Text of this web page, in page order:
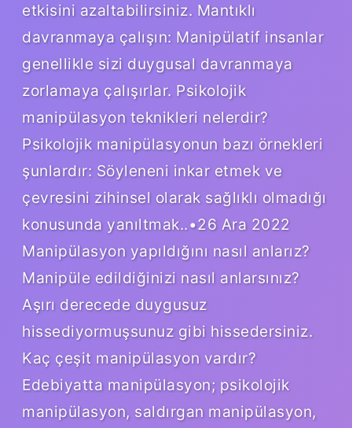
etkisini azaltabilirsiniz. Mantıklı
davranmaya çalışın: Manipülatif insanlar
genellikle sizi duygusal davranmaya
zorlamaya çalışırlar. Psikolojik
manipülasyon teknikleri nelerdir?
Psikolojik manipülasyonun bazı örnekleri
şunlardır: Söyleneni inkar etmek ve
çevresini zihinsel olarak sağlıklı olmadığı
konusunda yanıltmak..•26 Ara 2022
Manipülasyon yapıldığını nasıl anlarız?
Manipüle edildiğinizi nasıl anlarsınız?
Aşırı derecede duygusuz
hissediyormuşsunuz gibi hissedersiniz.
Kaç çeşit manipülasyon vardır?
Edebiyatta manipülasyon; psikolojik
manipülasyon, saldırgan manipülasyon,